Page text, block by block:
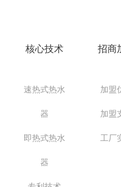
核心技术
速热式热水
器
即热式热水
器
招商
加盟
加盟
工厂